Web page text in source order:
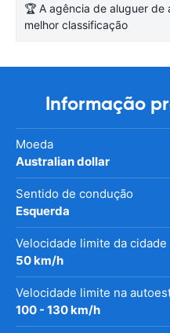
🏆 A agência de aluguer de
melhor classificação
Informação
Moeda
Australian dollar
Sentido de condução
Esquerda
Velocidade limite da cidade
50 km/h
Velocidade limite na
100 - 130 km/h